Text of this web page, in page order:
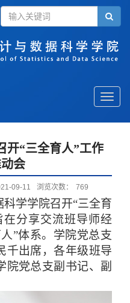
Toggle
开“三全育人”工作
会
09-11 浏览次数： 769
科学学院召开“三全育
在分享交流班导师经
”体系。 学院党总支
千出席 ，各年级班导
院党总支副书记、 副